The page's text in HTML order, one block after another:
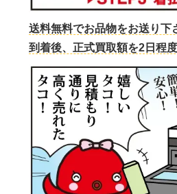
送料無料でお品物をお送り下
到着後、正式買取額を2日程